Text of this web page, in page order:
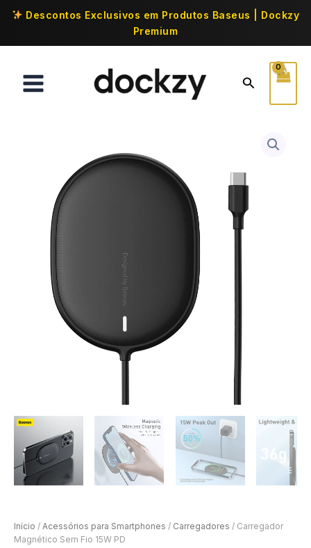
Descontos Exclusivos em Produtos Baseus | Dockzy
Premium
Início / Acessórios para Smartphones / Carregadores / Carregador
Magnético Sem Fio 15W PD